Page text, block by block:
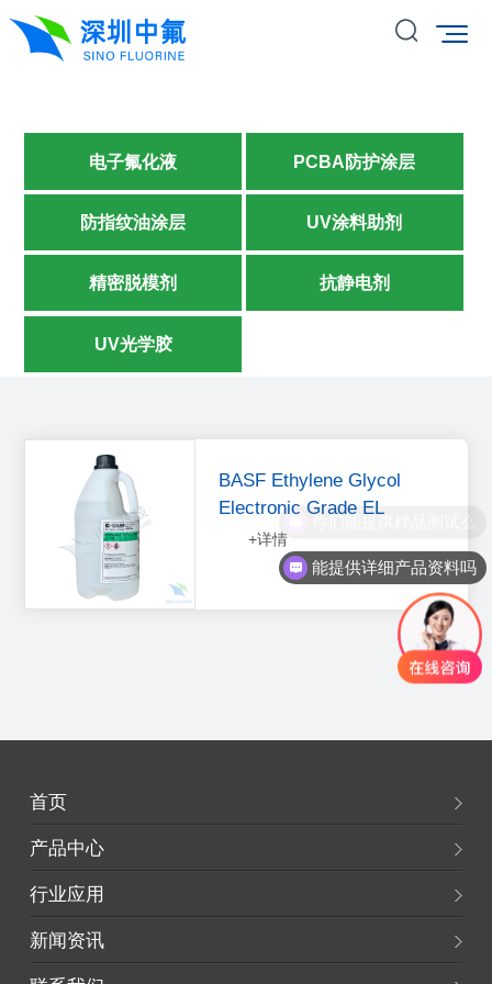
电子氟化液 PCBA防护涂层
防指纹油涂层 UV涂料助剂
精密脱模剂 抗静电剂
UV光学胶
BASF Ethylene Glycol
Electronic Grade EL
+详情
首页
产品中心
行业应用
新闻资讯
你们能提供样品测试么
能提供详细产品资料吗